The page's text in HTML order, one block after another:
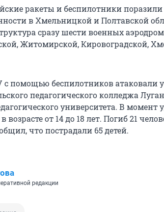
ракеты и беспилотники
в Хмельницкой и Полтавской
сразу шести военных
Житомирской, Кировоградской,
с помощью беспилотников атаковали
педагогического колледжа
университета. В момент
возрасте от 14 до 18 лет. Погиб 21
что пострадали 65 детей.
редакции